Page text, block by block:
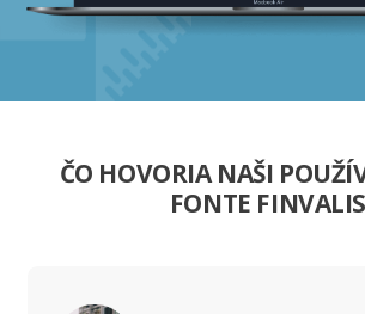
ČO HOVORIA NAŠI
FONTE FINVALIS